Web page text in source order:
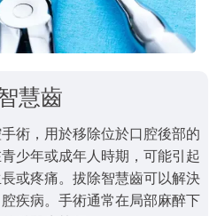
慧齒
術，用於移除位於口腔後部的
少年或成年人時期，可能引起
或疼痛。拔除智慧齒可以解決
疾病。手術通常在局部麻醉下